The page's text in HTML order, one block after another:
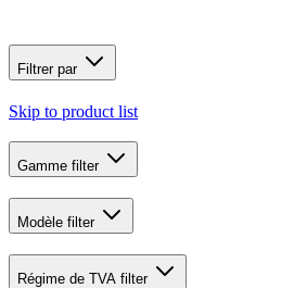
Filtrer par
Skip to product list
Gamme filter
Modèle filter
Régime de TVA filter